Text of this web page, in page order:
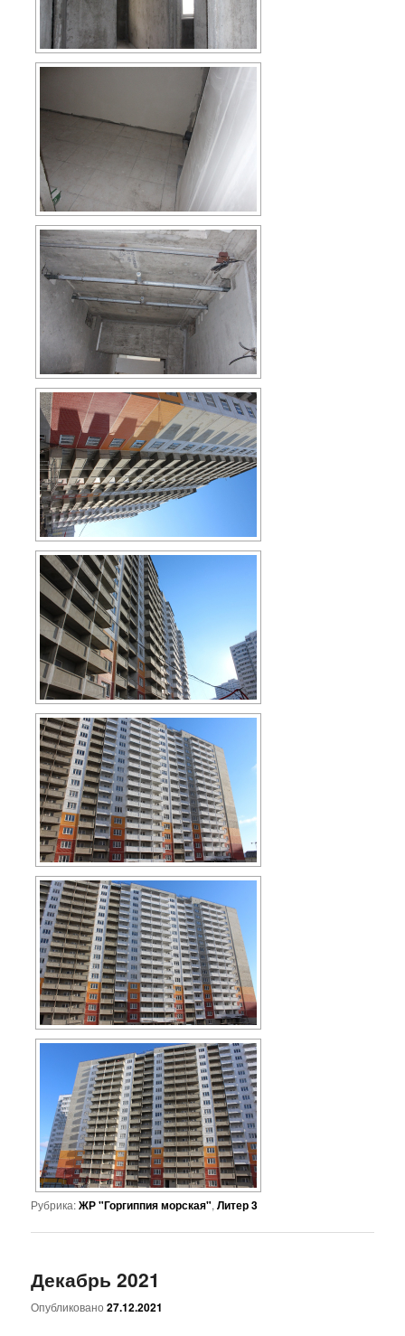
Рубрика:ЖР "Горгиппия морская",Литер 3
Декабрь 2021
Опубликовано27.12.2021